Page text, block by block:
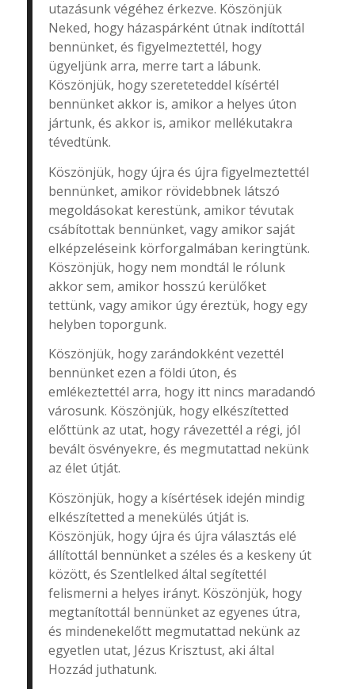
utazásunk végéhez érkezve. Köszönjük
Neked, hogy házaspárként útnak indítottál
bennünket, és figyelmeztettél, hogy
ügyeljünk arra, merre tart a lábunk.
Köszönjük, hogy szereteteddel kísértél
bennünket akkor is, amikor a helyes úton
jártunk, és akkor is, amikor mellékutakra
tévedtünk.
Köszönjük, hogy újra és újra figyelmeztettél
bennünket, amikor rövidebbnek látszó
megoldásokat kerestünk, amikor tévutak
csábítottak bennünket, vagy amikor saját
elképzeléseink körforgalmában keringtünk.
Köszönjük, hogy nem mondtál le rólunk
akkor sem, amikor hosszú kerülőket
tettünk, vagy amikor úgy éreztük, hogy egy
helyben toporgunk.
Köszönjük, hogy zarándokként vezettél
bennünket ezen a földi úton, és
emlékeztettél arra, hogy itt nincs maradandó
városunk. Köszönjük, hogy elkészítetted
előttünk az utat, hogy rávezettél a régi, jól
bevált ösvényekre, és megmutattad nekünk
az élet útját.
Köszönjük, hogy a kísértések idején mindig
elkészítetted a menekülés útját is.
Köszönjük, hogy újra és újra választás elé
állítottál bennünket a széles és a keskeny út
között, és Szentlelked által segítettél
felismerni a helyes irányt. Köszönjük, hogy
megtanítottál bennünket az egyenes útra,
és mindenekelőtt megmutattad nekünk az
egyetlen utat, Jézus Krisztust, aki által
Hozzád juthatunk.